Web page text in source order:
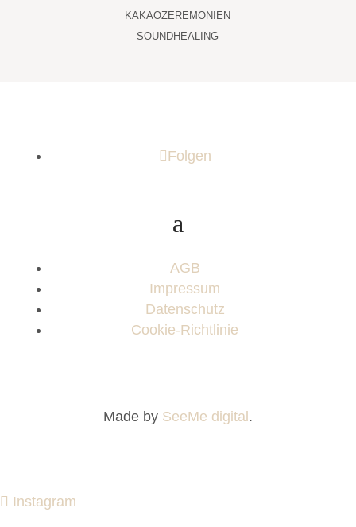
KAKAOZEREMONIEN
SOUNDHEALING
Folgen
AGB
Impressum
Datenschutz
Cookie-Richtlinie
Made by SeeMe digital .
Instagram